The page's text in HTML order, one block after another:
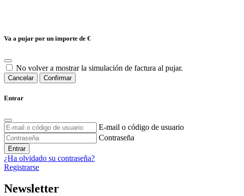
Va a pujar por un importe de €
No volver a mostrar la simulación de factura al pujar.
Cancelar Confirmar
Entrar
E-mail o código de usuario
Contraseña
Entrar
¿Ha olvidado su contraseña?
Registrarse
Newsletter